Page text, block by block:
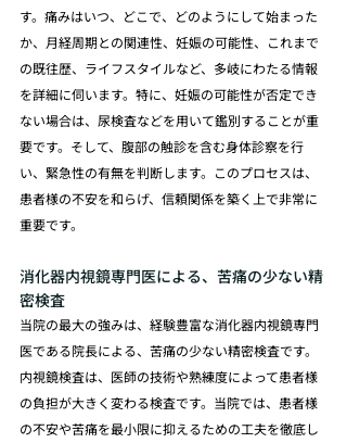
す。痛みはいつ、どこで、どのようにして始まった
か、月経周期との関連性、妊娠の可能性、これまで
の既往歴、ライフスタイルなど、多岐にわたる情報
を詳細に伺います。特に、妊娠の可能性が否定でき
ない場合は、尿検査などを用いて鑑別することが重
要です。そして、腹部の触診を含む身体診察を行
い、緊急性の有無を判断します。このプロセスは、
患者様の不安を和らげ、信頼関係を築く上で非常に
重要です。
消化器内視鏡専門医による、苦痛の少ない精
密検査
当院の最大の強みは、経験豊富な消化器内視鏡専門
医である院長による、苦痛の少ない精密検査です。
内視鏡検査は、医師の技術や熟練度によって患者様
の負担が大きく変わる検査です。当院では、患者様
の不安や苦痛を最小限に抑えるための工夫を徹底し